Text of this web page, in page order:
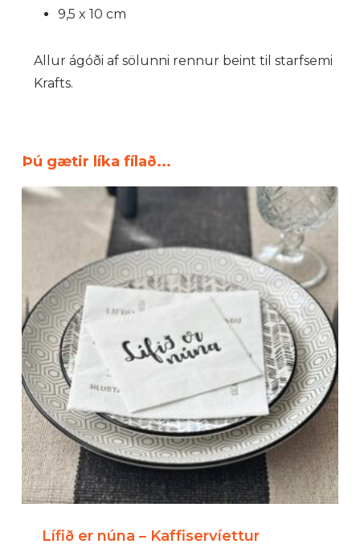
9,5 x 10 cm
Allur ágóði af sölunni rennur beint til starfsemi
Krafts.
Þú gætir líka fílað...
Lífið er núna – Kaffiservíettur